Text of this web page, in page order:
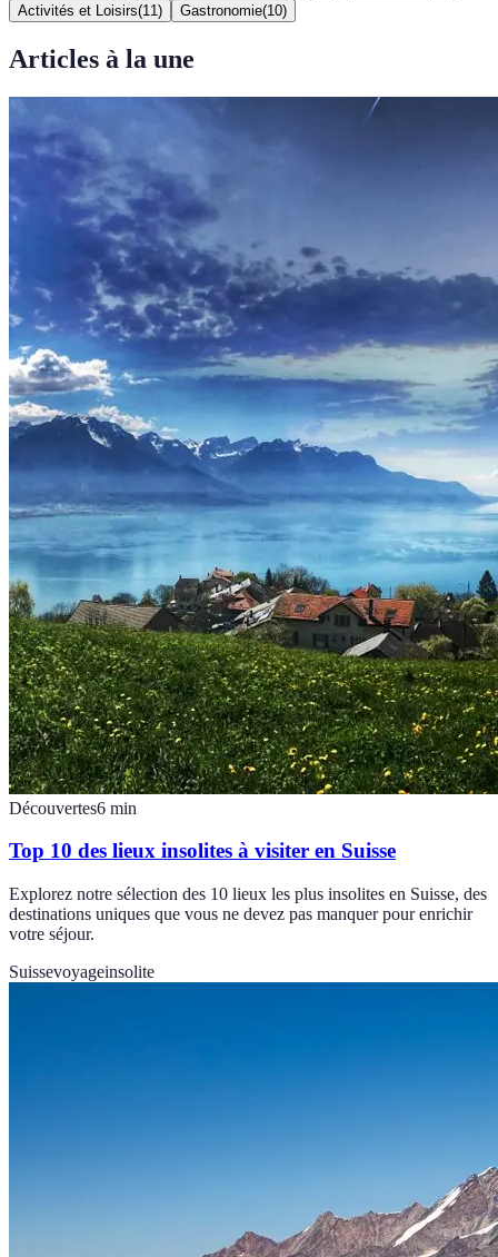
Activités et Loisirs(11 ) Gastronomie(10)
Articles à la une
Découvertes6 min
Top 10 des lieux insolites à visiter en Suisse
Explorez notre sélection des 10 lieux les plus insolites en Suisse, des
destinations uniques que vous ne devez pas manquer pour enrichir
votre séjour.
Suissevoyageinsolite